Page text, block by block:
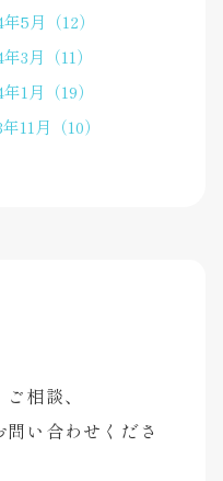
5月（12）
3月（11）
1月（19）
11月（10）
相談、
い合わせくださ